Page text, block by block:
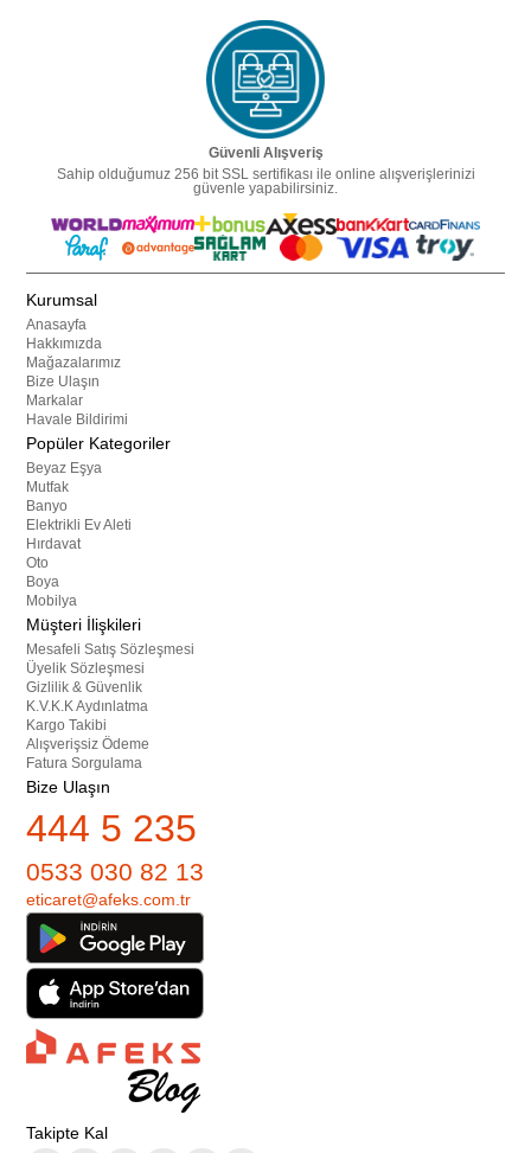
Güvenli Alışveriş
Sahip olduğumuz 256 bit SSL sertifikası ile online alışverişlerinizi
güvenle yapabilirsiniz.
Kurumsal
Anasayfa
Hakkımızda
Mağazalarımız
Bize Ulaşın
Markalar
Havale Bildirimi
Popüler Kategoriler
Beyaz Eşya
Mutfak
Banyo
Elektrikli Ev Aleti
Hırdavat
Oto
Boya
Mobilya
Müşteri İlişkileri
Mesafeli Satış Sözleşmesi
Üyelik Sözleşmesi
Gizlilik & Güvenlik
K.V.K.K Aydınlatma
Kargo Takibi
Alışverişsiz Ödeme
Fatura Sorgulama
Bize Ulaşın
444 5 235
0533 030 82 13
eticaret@afeks.com.tr
Takipte Kal